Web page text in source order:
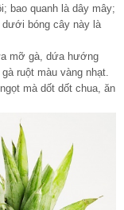
bao quanh là dây mây;
dưới bóng cây này là
mỡ gà, dứa hướng
ruột màu vàng nhạt.
mà dốt dốt chua, ăn